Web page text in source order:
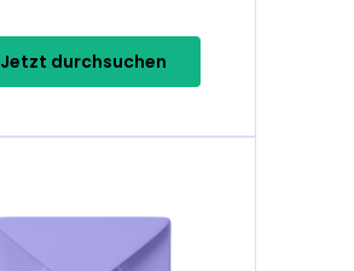
Jetzt durchsuchen